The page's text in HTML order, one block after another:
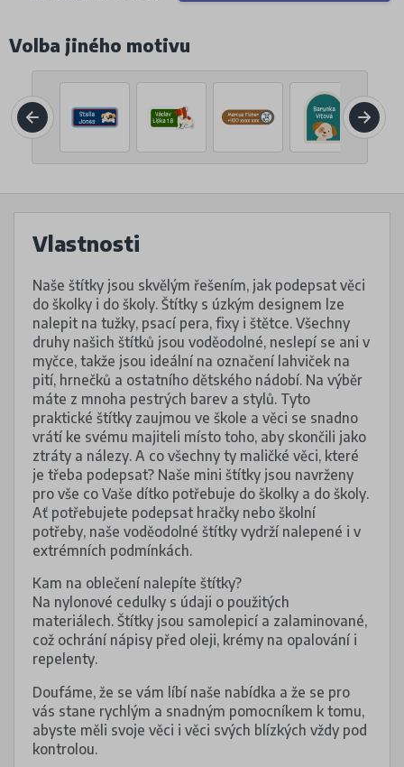
Volba jiného motivu
Vlastnosti
Naše štítky jsou skvělým řešením, jak podepsat věci
do školky i do školy. Štítky s úzkým designem lze
nalepit na tužky, psací pera, fixy i štětce. Všechny
druhy našich štítků jsou voděodolné, neslepí se ani v
myčce, takže jsou ideální na označení lahviček na
pití, hrnečků a ostatního dětského nádobí. Na výběr
máte z mnoha pestrých barev a stylů. Tyto
praktické štítky zaujmou ve škole a věci se snadno
vrátí ke svému majiteli místo toho, aby skončili jako
ztráty a nálezy. A co všechny ty maličké věci, které
je třeba podepsat? Naše mini štítky jsou navrženy
pro vše co Vaše dítko potřebuje do školky a do školy.
Ať potřebujete podepsat hračky nebo školní
potřeby, naše voděodolné štítky vydrží nalepené i v
extrémních podmínkách.
Kam na oblečení nalepíte štítky?
Na nylonové cedulky s údaji o použitých
materiálech. Štítky jsou samolepicí a zalaminované,
což ochrání nápisy před oleji, krémy na opalování i
repelenty.
Doufáme, že se vám líbí naše nabídka a že se pro
vás stane rychlým a snadným pomocníkem k tomu,
abyste měli svoje věci i věci svých blízkých vždy pod
kontrolou.